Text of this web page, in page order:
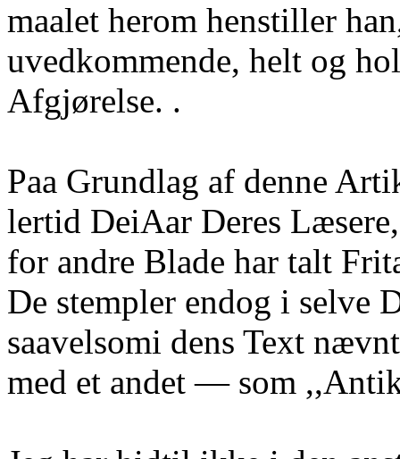
maalet herom henstiller
uvedkommende, helt og
Afgjørelse. .
Paa Grundlag af denne
lertid DeiAar Deres
for andre Blade har talt
De stempler endog i selve
saavelsomi dens Text
med et andet — som